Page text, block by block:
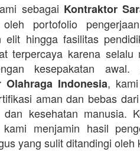
sebagai Kontraktor
oleh portofolio
elit hingga fasilitas
terpercaya karena
kesepakatan
Olahraga Indonesia,
aman dan bebas
dan kesehatan manusia.
menjamin hasil
yang sulit ditandingi oleh